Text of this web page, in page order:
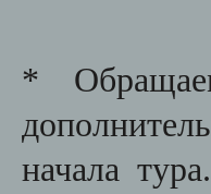
*
начала